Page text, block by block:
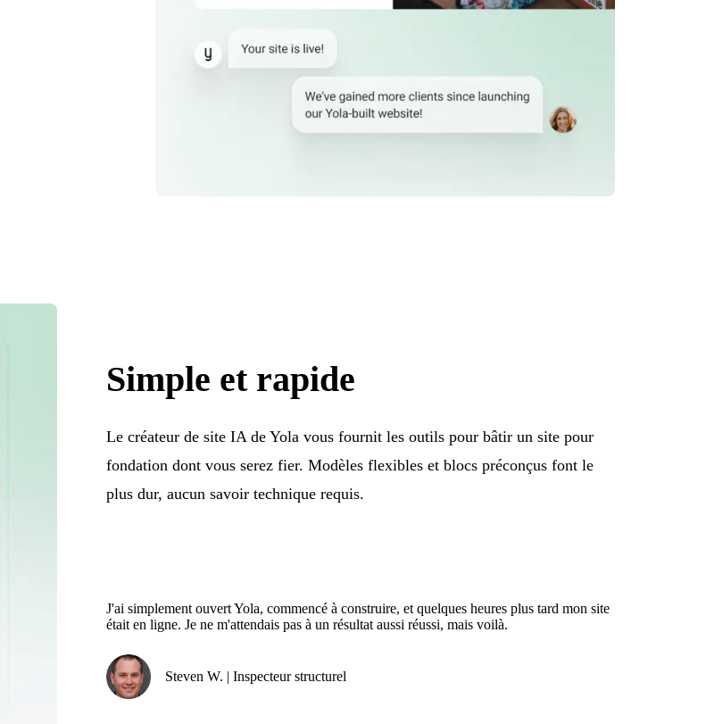
Simple et rapide
Le créateur de site IA de Yola vous fournit les outils pour bâtir un site pour
fondation dont vous serez fier. Modèles flexibles et blocs préconçus font le
plus dur, aucun savoir technique requis.
J'ai simplement ouvert Yola, commencé à construire, et quelques heures plus tard mon site
était en ligne. Je ne m'attendais pas à un résultat aussi réussi, mais voilà.
Steven W. | Inspecteur structurel